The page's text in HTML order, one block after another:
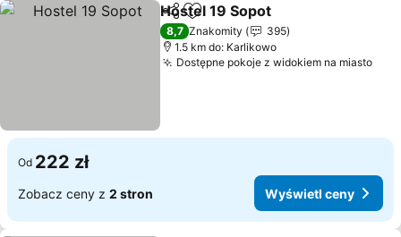
UdostępnijDodaj do ulubionych
Hostel 19 Sopot
8,7 Znakomity
395
1.5 km do: Karlikowo
Dostępne pokoje z widokiem na miasto
Od 222 zł
Zobacz ceny z 2 stron Wyświetl ceny